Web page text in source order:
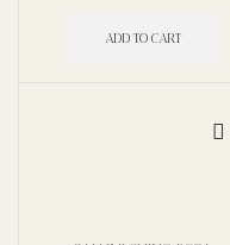
ADD TO CART